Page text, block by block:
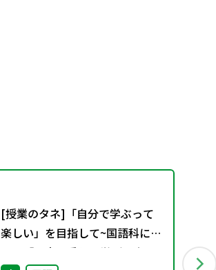
[授業のタネ]「自分で学ぶって
楽しい」を目指して~国語科にお
ける「児童に委ねる学びの実